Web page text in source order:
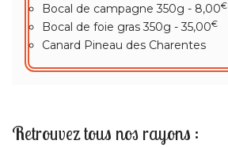
Bocal de campagne 350g - 8,00€
Bocal de foie gras 350g - 35,00€
Canard Pineau des Charentes
Retrouvez tous nos rayons :